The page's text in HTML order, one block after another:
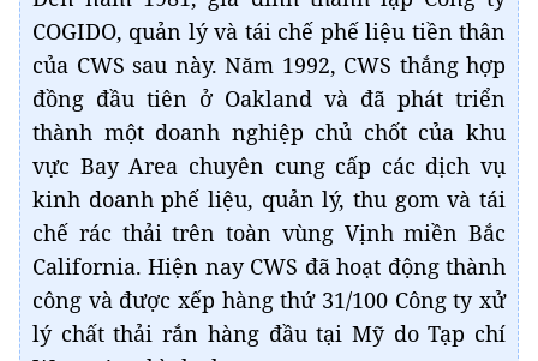
COGIDO, quản lý và tái chế phế liệu tiền thân
của CWS sau này. Năm 1992, CWS thắng hợp
đồng đầu tiên ở Oakland và đã phát triển
thành một doanh nghiệp chủ chốt của khu
vực Bay Area chuyên cung cấp các dịch vụ
kinh doanh phế liệu, quản lý, thu gom và tái
chế rác thải trên toàn vùng Vịnh miền Bắc
California. Hiện nay CWS đã hoạt động thành
công và được xếp hàng thứ 31/100 Công ty xử
lý chất thải rắn hàng đầu tại Mỹ do Tạp chí